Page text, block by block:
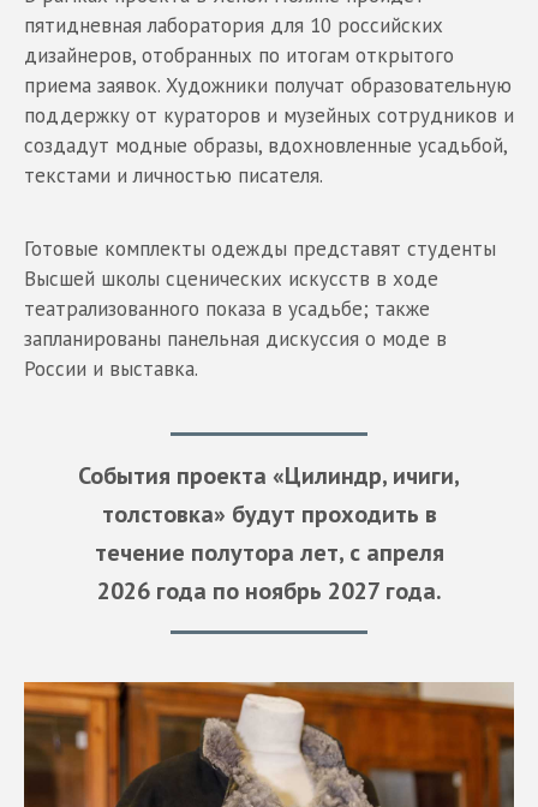
пятидневная лаборатория для 10 российских
дизайнеров, отобранных по итогам открытого
приема заявок. Художники получат образовательную
поддержку от кураторов и музейных сотрудников и
создадут модные образы, вдохновленные усадьбой,
текстами и личностью писателя.
Готовые комплекты одежды представят студенты
Высшей школы сценических искусств в ходе
театрализованного показа в усадьбе; также
запланированы панельная дискуссия о моде в
России и выставка.
События проекта «Цилиндр, ичиги,
толстовка» будут проходить в
течение полутора лет, с апреля
2026 года по ноябрь 2027 года.